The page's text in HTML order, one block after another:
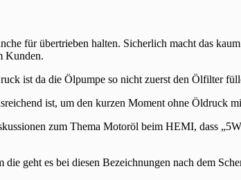
für übertrieben halten. Sicherlich macht das
Kunden.
ist da die Ölpumpe so nicht zuerst den Ölfilter
ist, um den kurzen Moment ohne Öldruck
zum Thema Motoröl beim HEMI, dass
geht es bei diesen Bezeichnungen nach dem